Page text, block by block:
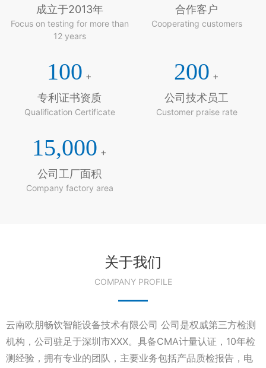
成立于2013年
Focus on testing for more than
12 years
合作客户
Cooperating customers
100 +
专利证书资质
Qualification Certificate
200 +
公司技术员工
Customer praise rate
15,000 +
公司工厂面积
Company factory area
关于我们
COMPANY PROFILE
云南欧朋畅饮智能设备技术有限公司 公司是权威第三方检测
机构，公司驻足于深圳市XXX。具备CMA计量认证，10年检
测经验，拥有专业的团队，主要业务包括产品质检报告，电